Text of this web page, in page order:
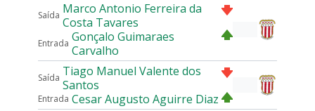
Saída Marco Antonio Ferreira da
Costa Tavares
Entrada Gonçalo Guimaraes
Carvalho
Saída Tiago Manuel Valente dos
Santos
Entrada Cesar Augusto Aguirre Diaz